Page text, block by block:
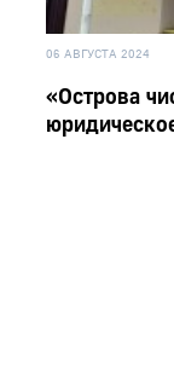
06 АВГУСТА 2024
«Острова